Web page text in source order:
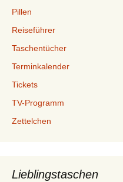
Pillen
Reiseführer
Taschentücher
Terminkalender
Tickets
TV-Programm
Zettelchen
Lieblingstaschen